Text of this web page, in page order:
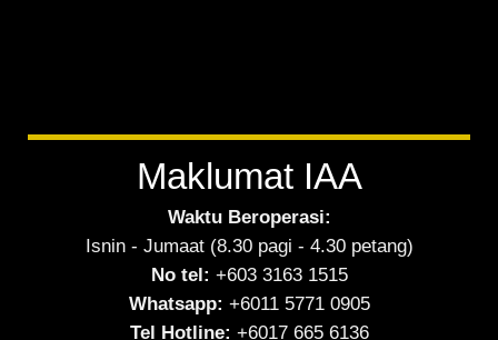
Maklumat IAA
Waktu Beroperasi:
Isnin - Jumaat (8.30 pagi - 4.30 petang)
No tel: +603 3163 1515
Whatsapp: +6011 5771 0905
Tel Hotline: +6017 665 6136